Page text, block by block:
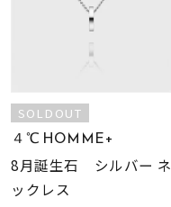
SOLDOUT
４℃ HOMME+
8月誕生石 シルバー ネ
ックレス